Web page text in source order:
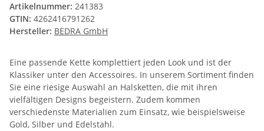
Artikelnummer: 241383
GTIN: 4262416791262
Hersteller: BEDRA GmbH
Eine passende Kette komplettiert jeden Look und ist der
Klassiker unter den Accessoires. In unserem Sortiment finden
Sie eine riesige Auswahl an Halsketten, die mit ihren
vielfältigen Designs begeistern. Zudem kommen
verschiedenste Materialien zum Einsatz, wie beispielsweise
Gold, Silber und Edelstahl.